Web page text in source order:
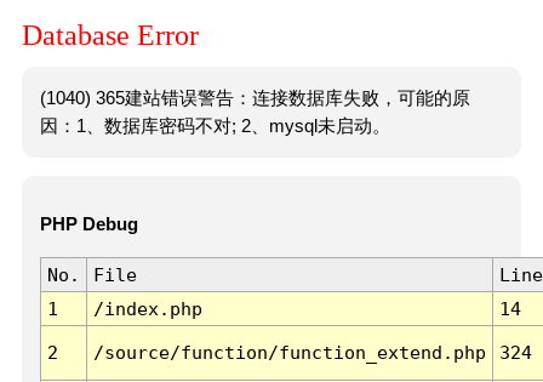
Database Error
(1040) 365建站错误警告：连接数据库失败，可能的原
因：1、数据库密码不对; 2、mysql未启动。
PHP Debug
No. File
Line
1
/index.php 14
2 /source/function/function_extend.php 324